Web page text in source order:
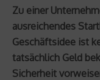
Zu einer
ausreichendes
Geschäftsidee ist
tatsächlich Geld
Sicherheit